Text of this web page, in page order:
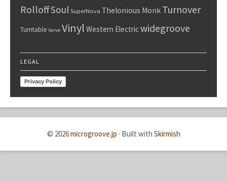
RolloffSoul SuperNova Thelonious Monk Turnover
Turntable Verve Vinyl Western Electricwidegroove
LEGAL
Privacy Policy
© 2026microgroove.jp · Built with Skirmish